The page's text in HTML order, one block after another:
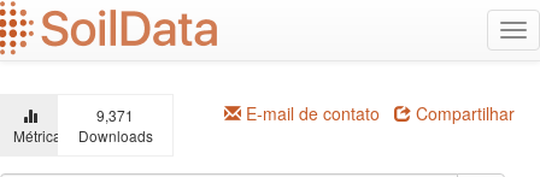
Ir
para
o
principal
Métricas
9,371
Downloads
E-mail de contato Compartilhar